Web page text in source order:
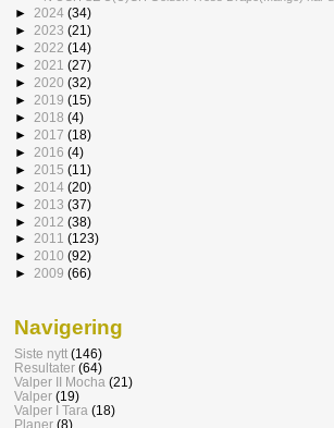
► 2024 (34)
► 2023 (21)
► 2022 (14)
► 2021 (27)
► 2020 (32)
► 2019 (15)
► 2018 (4)
► 2017 (18)
► 2016 (4)
► 2015 (11)
► 2014 (20)
► 2013 (37)
► 2012 (38)
► 2011 (123)
► 2010 (92)
► 2009 (66)
Navigering
Siste nytt (146)
Resultater (64)
Valper II Mocha (21)
Valper (19)
Valper I Tara (18)
Planer (8)